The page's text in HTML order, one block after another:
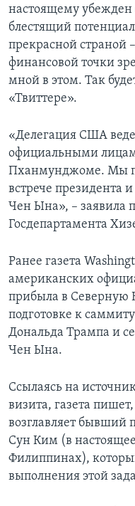
настоящему убежден
блестящий
прекрасной страной
финансовой точки
мной в этом. Так
«Твиттере».
«Делегация США
официальными
Пханмунджоме. Мы
встрече президента
Чен Ына», – заявила
Госдепартамента
Ранее газета
американских
прибыла в Северную
подготовке к
Дональда Трампа и
Чен Ына.
Ссылаясь на
визита, газета
возглавляет
Сун Ким (в
Филиппинах),
выполнения этой